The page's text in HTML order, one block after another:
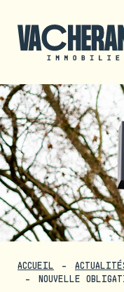
ACCUEIL
NOUVELLE